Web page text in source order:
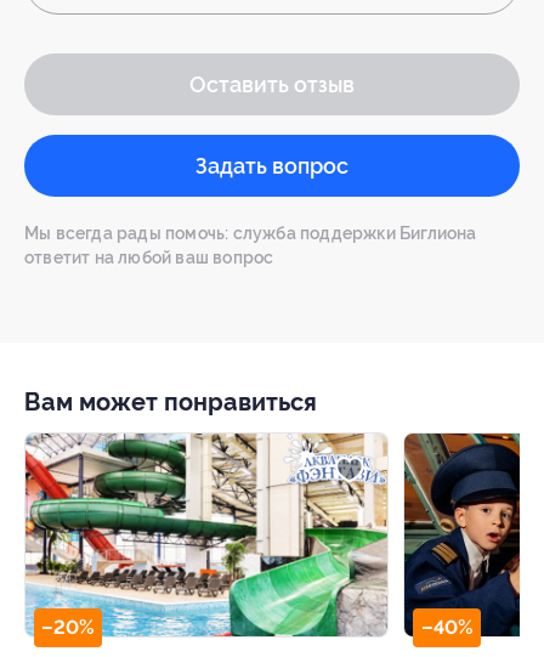
Оставить отзыв
Задать вопрос
Мы всегда рады помочь: служба поддержки Биглиона
ответит на любой ваш вопрос
Вам может понравиться
–20% –40%